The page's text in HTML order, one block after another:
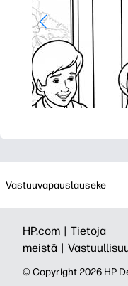
Vastuuvapauslauseke
HP.com | Tietoja
meistä |
© Copyright 2026 HP